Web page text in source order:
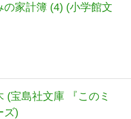
の家計簿 (4) (小学館文
(宝島社文庫 『このミ
ズ)